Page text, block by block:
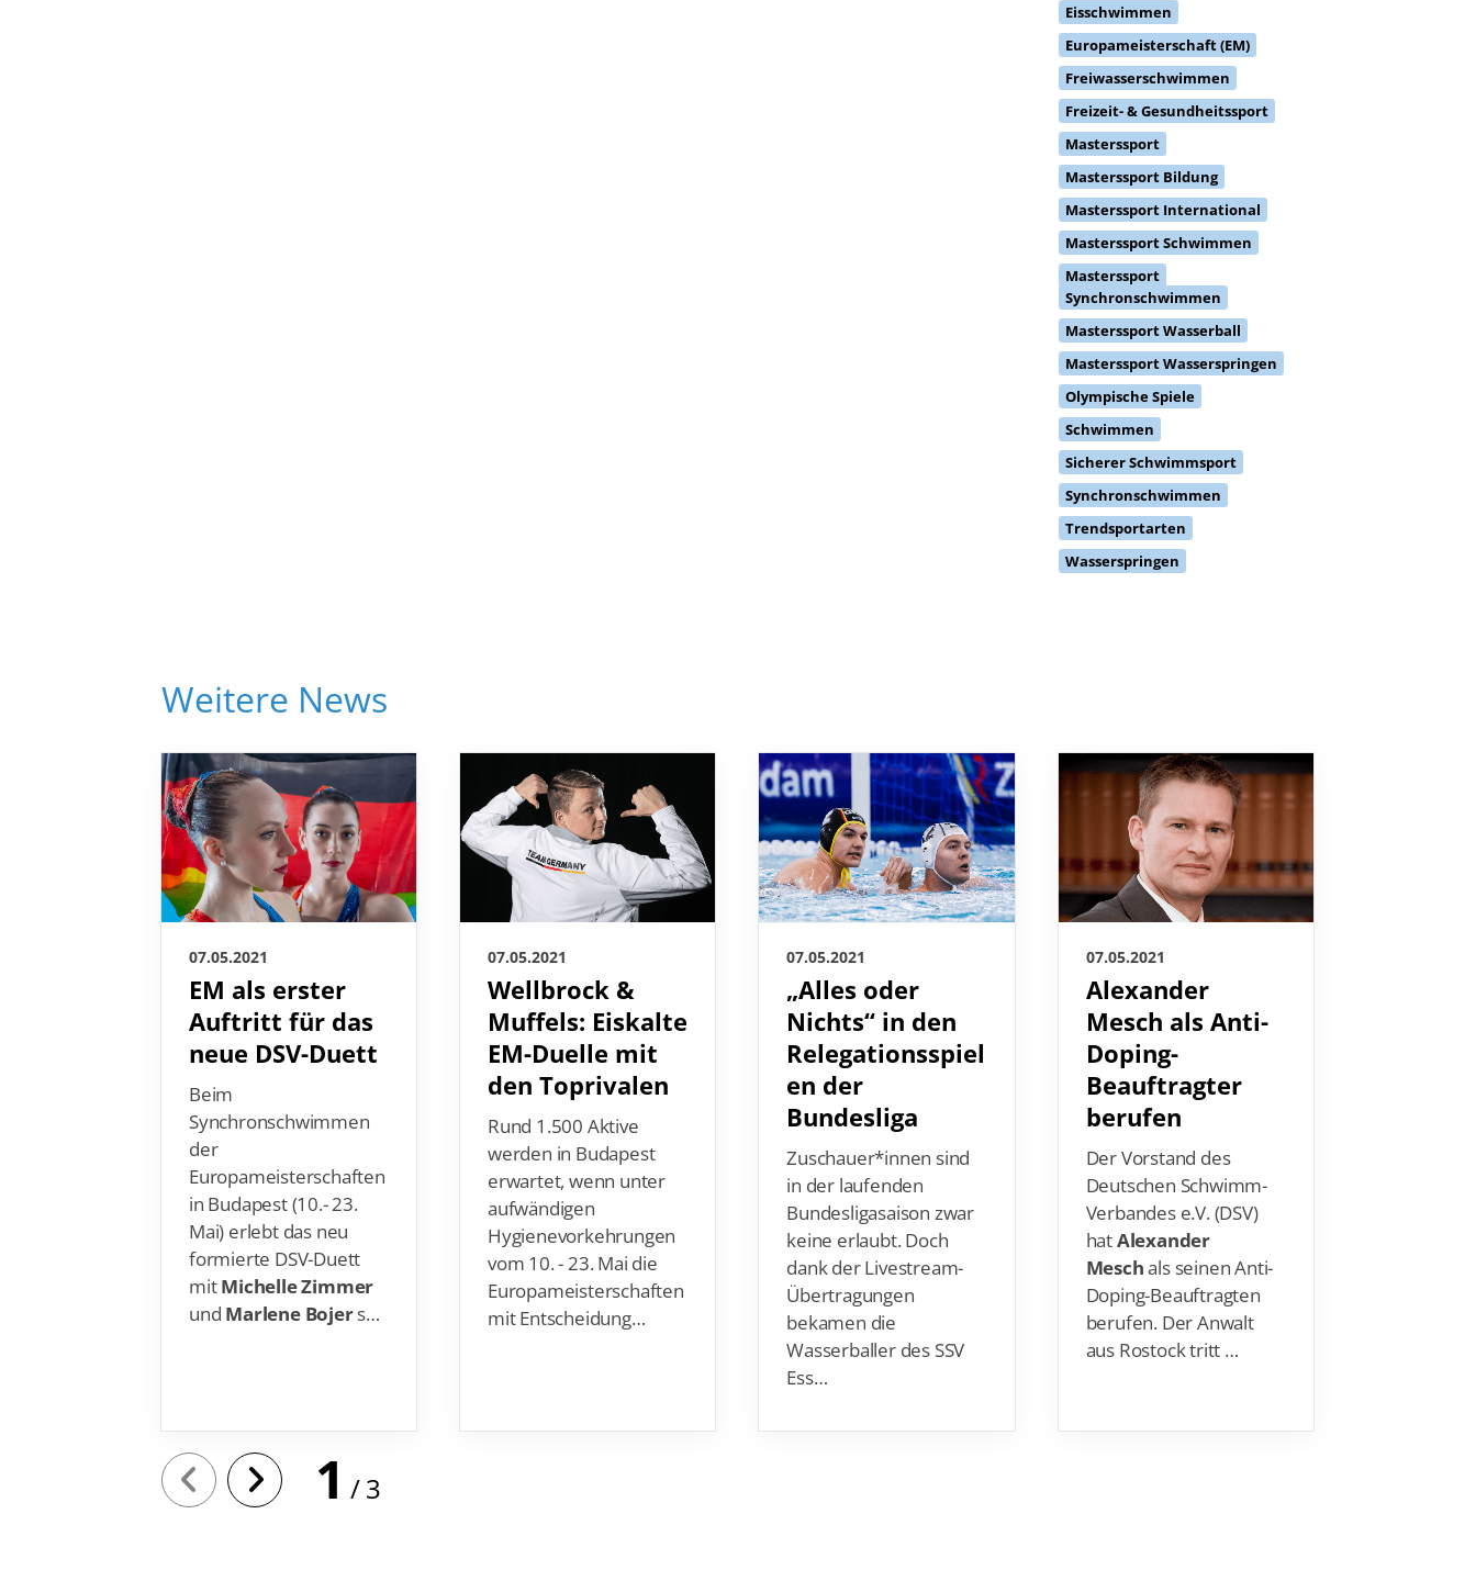
Eisschwimmen
Europameisterschaft (EM)
Freiwasserschwimmen
Freizeit- & Gesundheitssport
Masterssport
Masterssport Bildung
Masterssport International
Masterssport Schwimmen
Masterssport
Synchronschwimmen
Masterssport Wasserball
Masterssport Wasserspringen
Olympische Spiele
Schwimmen
Sicherer Schwimmsport
Synchronschwimmen
Trendsportarten
Wasserspringen
Weitere News
07.05.2021
EM als erster
Auftritt für das
neue DSV-Duett
Beim
Synchronschwimmen
der
Europameisterschaften
in Budapest (10.- 23.
Mai) erlebt das neu
formierte DSV-Duett
mitMichelle Zimmer
und Marlene Bojers…
07.05.2021
Wellbrock &
Muffels: Eiskalte
EM-Duelle mit
den Toprivalen
Rund 1.500 Aktive
werden in Budapest
erwartet, wenn unter
aufwändigen
Hygienevorkehrungen
vom 10. - 23. Mai die
Europameisterschaften
mit Entscheidung…
07.05.2021
„Alles oder
Nichts“ in den
Relegationsspiel
en der
Bundesliga
Zuschauer*innen sind
in der laufenden
Bundesligasaison zwar
keine erlaubt. Doch
dank der Livestream-
Übertragungen
bekamen die
Wasserballer des SSV
Ess…
07.05.2021
Alexander
Mesch als Anti-
Doping-
Beauftragter
berufen
Der Vorstand des
Deutschen Schwimm-
Verbandes e.V. (DSV)
hatAlexander
Meschals seinen Anti-
Doping-Beauftragten
berufen. Der Anwalt
aus Rostock tritt …
1 3